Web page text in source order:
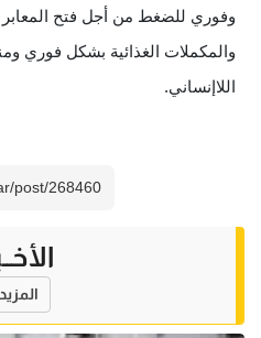
وفوري للضغط من أجل فتح
والمكملات الغذائية بشكل فوري
اللاإنساني.
المزيد